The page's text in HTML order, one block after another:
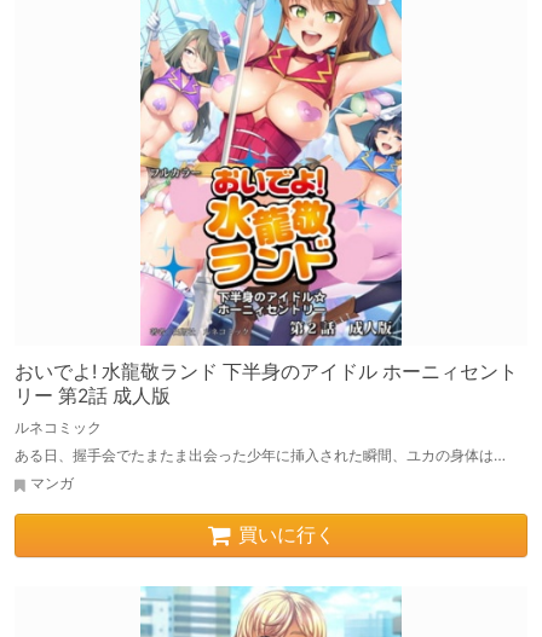
おいでよ! 水龍敬ランド 下半身のアイドル ホーニィセント
リー 第2話 成人版
ルネコミック
ある日、握手会でたまたま出会った少年に挿入された瞬間、ユカの身体は…
マンガ
買いに行く